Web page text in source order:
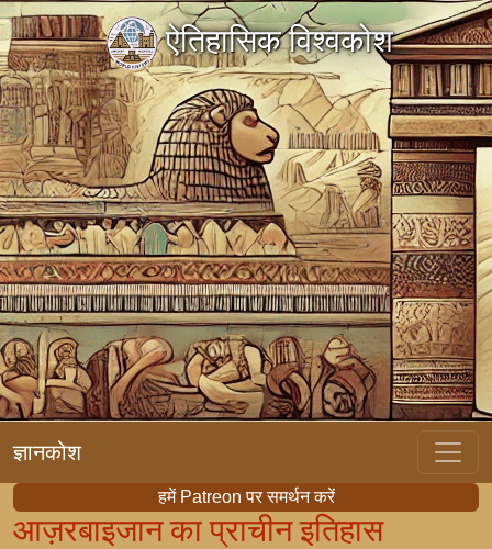
ऐतिहासिक विश्वकोश
ज्ञानकोश
हमें Patreon पर समर्थन करें
आज़रबाइजान का प्राचीन इतिहास